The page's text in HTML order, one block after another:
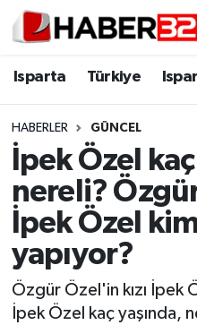
Isparta Türkiye
HABERLER GÜNCEL
İpek Özel
nereli?
İpek Özel
yapıyor?
Özgür Özel'in kızı İpek
İpek Özel kaç yaşında,
Isparta
Esnaf Diyor ki;
ASAYİŞ
BİLİM VE TEKNOLOJİ
EĞİTİM
Isparta Nöbetçi
Isparta Trafik
Süper Lig Puan
Tüm Manşetler
Son Dakika Haberleri